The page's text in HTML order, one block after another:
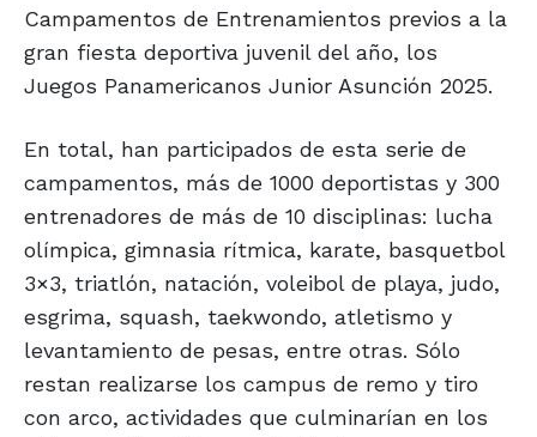
Campamentos de Entrenamientos previos a la
gran fiesta deportiva juvenil del año, los
Juegos Panamericanos Junior Asunción 2025.
En total, han participados de esta serie de
campamentos, más de 1000 deportistas y 300
entrenadores de más de 10 disciplinas: lucha
olímpica, gimnasia rítmica, karate, basquetbol
3×3, triatlón, natación, voleibol de playa, judo,
esgrima, squash, taekwondo, atletismo y
levantamiento de pesas, entre otras. Sólo
restan realizarse los campus de remo y tiro
con arco, actividades que culminarían en los